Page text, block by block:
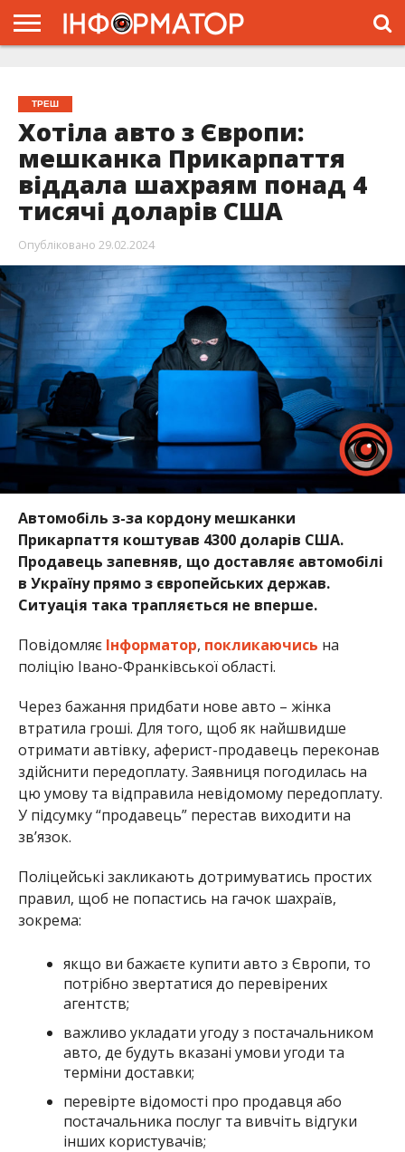
ТРЕШ
Хотіла авто з Європи:
мешканка Прикарпаття
віддала шахраям понад 4
тисячі доларів США
Опубліковано 29.02.2024
Автомобіль з-за кордону мешканки
Прикарпаття коштував 4300 доларів США.
Продавець запевняв, що доставляє автомобілі
в Україну прямо з європейських держав.
Ситуація така трапляється не вперше.
Повідомляє Інформатор, покликаючись на
поліцію Івано-Франківської області.
Через бажання придбати нове авто – жінка
втратила гроші. Для того, щоб як найшвидше
отримати автівку, аферист-продавець переконав
здійснити передоплату. Заявниця погодилась на
цю умову та відправила невідомому передоплату.
У підсумку “продавець” перестав виходити на
зв’язок.
Поліцейські закликають дотримуватись простих
правил, щоб не попастись на гачок шахраїв,
зокрема:
якщо ви бажаєте купити авто з Європи, то
потрібно звертатися до перевірених
агентств;
важливо укладати угоду з постачальником
авто, де будуть вказані умови угоди та
терміни доставки;
перевірте відомості про продавця або
постачальника послуг та вивчіть відгуки
інших користувачів;